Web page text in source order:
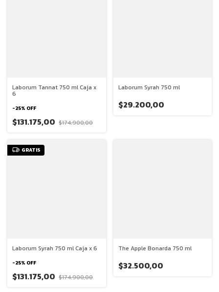
Laborum Tannat 750 ml Caja x
6
-25% OFF
$131.175,00 $174.900,00
Laborum Syrah 750 ml
$29.200,00
GRATIS
Laborum Syrah 750 ml Caja x 6
-25% OFF
$131.175,00 $174.900,00
The Apple Bonarda 750 ml
$32.500,00